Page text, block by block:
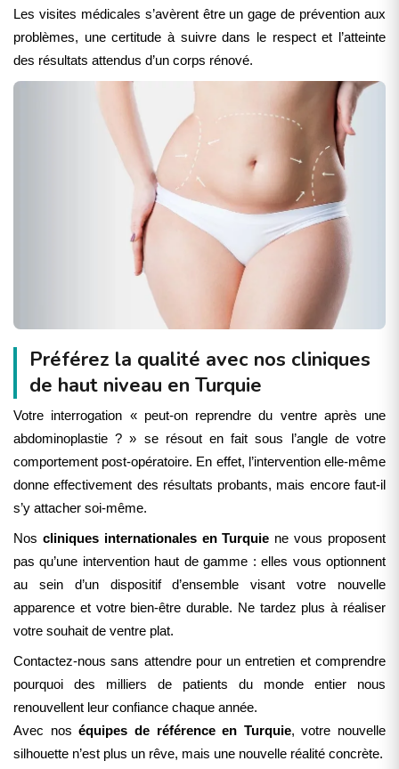
Les visites médicales s’avèrent être un gage de prévention aux
problèmes, une certitude à suivre dans le respect et l’atteinte
des résultats attendus d’un corps rénové.
Préférez la qualité avec nos cliniques
de haut niveau en Turquie
Votre interrogation « peut-on reprendre du ventre après une
abdominoplastie ? » se résout en fait sous l’angle de votre
comportement post-opératoire. En effet, l’intervention elle-même
donne effectivement des résultats probants, mais encore faut-il
s’y attacher soi-même.
Nos cliniques internationales en Turquie ne vous proposent
pas qu’une intervention haut de gamme : elles vous optionnent
au sein d’un dispositif d’ensemble visant votre nouvelle
apparence et votre bien-être durable. Ne tardez plus à réaliser
votre souhait de ventre plat.
Contactez-nous sans attendre pour un entretien et comprendre
pourquoi des milliers de patients du monde entier nous
renouvellent leur confiance chaque année.
Avec noséquipes de référence en Turquie, votre nouvelle
silhouette n’est plus un rêve, mais une nouvelle réalité concrète.